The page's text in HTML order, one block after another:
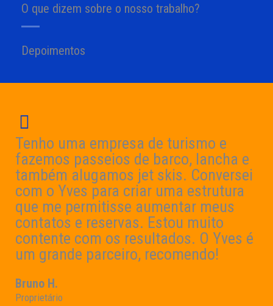
O que dizem sobre o nosso trabalho?
Depoimentos
Tenho uma empresa de turismo e
fazemos passeios de barco, lancha e
também alugamos jet skis. Conversei
com o Yves para criar uma estrutura
que me permitisse aumentar meus
contatos e reservas. Estou muito
contente com os resultados. O Yves é
um grande parceiro, recomendo!
Bruno H.
Proprietário